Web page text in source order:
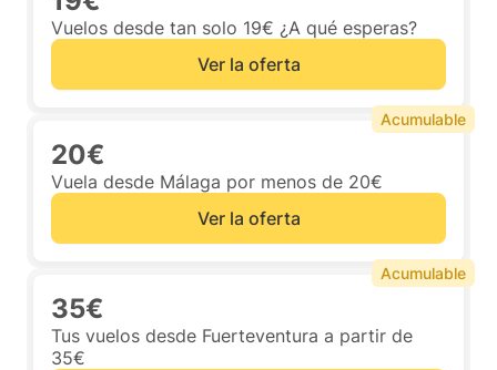
Vuelos desde tan solo 19€ ¿A qué esperas?
Ver la oferta
20€
Vuela desde Málaga por menos de 20€
Ver la oferta
Acumulable
35€
Tus vuelos desde Fuerteventura a partir de
35€
Acumulable